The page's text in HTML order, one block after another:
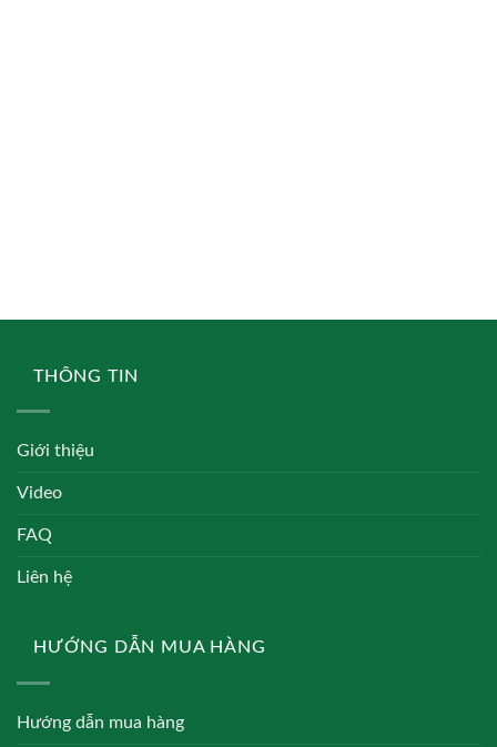
THÔNG TIN
Giới thiệu
Video
FAQ
Liên hệ
HƯỚNG DẪN MUA HÀNG
Hướng dẫn mua hàng